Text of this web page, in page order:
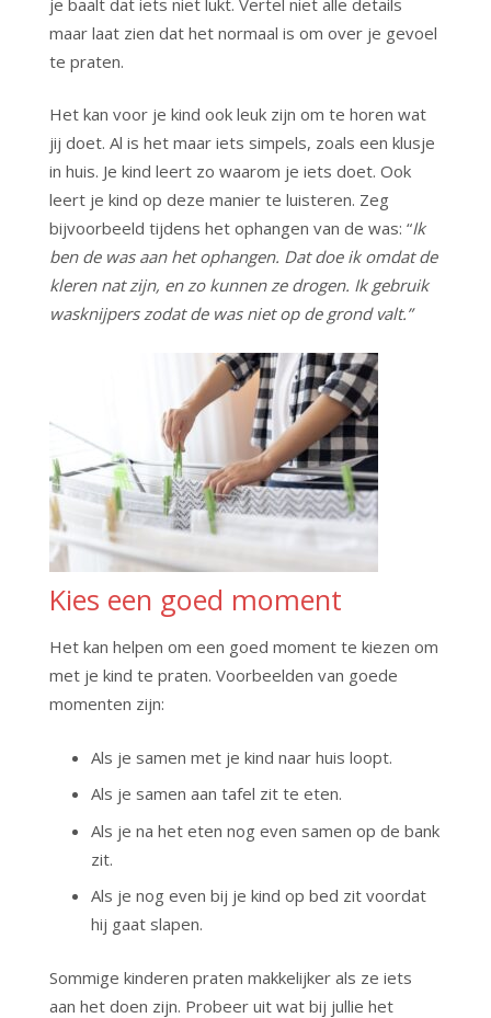
maar laat zien dat het normaal is om over je gevoel
te praten.
Het kan voor je kind ook leuk zijn om te horen wat
jij doet. Al is het maar iets simpels, zoals een klusje
in huis. Je kind leert zo waarom je iets doet. Ook
leert je kind op deze manier te luisteren. Zeg
bijvoorbeeld tijdens het ophangen van de was: “Ik
ben de was aan het ophangen. Dat doe ik omdat de
kleren nat zijn, en zo kunnen ze drogen. Ik gebruik
wasknijpers zodat de was niet op de grond valt.”
Kies een goed moment
Het kan helpen om een goed moment te kiezen om
met je kind te praten. Voorbeelden van goede
momenten zijn:
Als je samen met je kind naar huis loopt.
Als je samen aan tafel zit te eten.
Als je na het eten nog even samen op de bank
zit.
Als je nog even bij je kind op bed zit voordat
hij gaat slapen.
Sommige kinderen praten makkelijker als ze iets
aan het doen zijn. Probeer uit wat bij jullie het